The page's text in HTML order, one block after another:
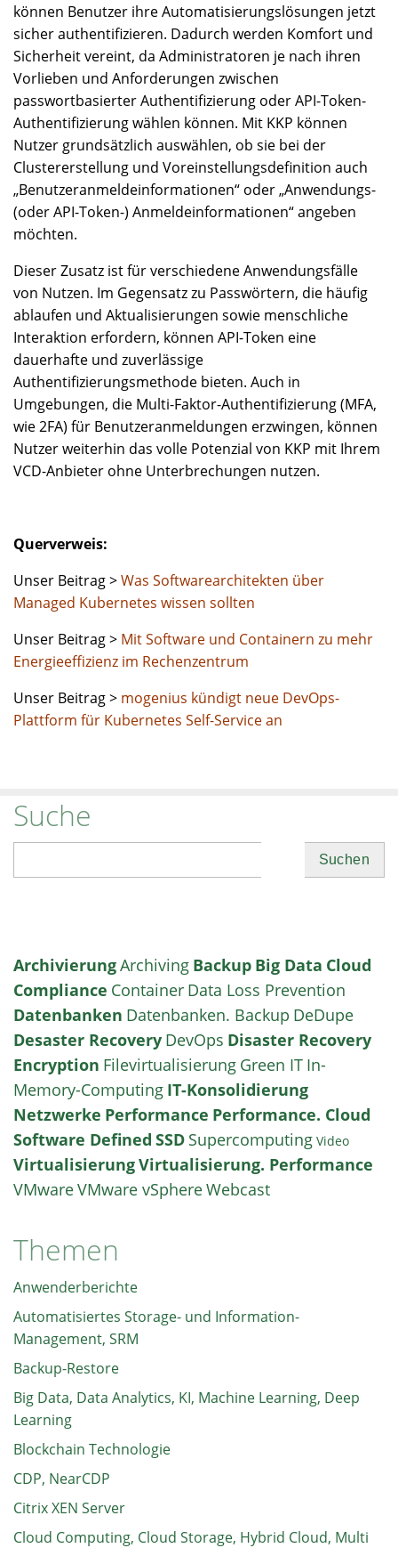
können Benutzer ihre Automatisierungslösungen jetzt
sicher authentifizieren. Dadurch werden Komfort und
Sicherheit vereint, da Administratoren je nach ihren
Vorlieben und Anforderungen zwischen
passwortbasierter Authentifizierung oder API-Token-
Authentifizierung wählen können. Mit KKP können
Nutzer grundsätzlich auswählen, ob sie bei der
Clustererstellung und Voreinstellungsdefinition auch
„Benutzeranmeldeinformationen“ oder „Anwendungs-
(oder API-Token-) Anmeldeinformationen“ angeben
möchten.
Dieser Zusatz ist für verschiedene Anwendungsfälle
von Nutzen. Im Gegensatz zu Passwörtern, die häufig
ablaufen und Aktualisierungen sowie menschliche
Interaktion erfordern, können API-Token eine
dauerhafte und zuverlässige
Authentifizierungsmethode bieten. Auch in
Umgebungen, die Multi-Faktor-Authentifizierung (MFA,
wie 2FA) für Benutzeranmeldungen erzwingen, können
Nutzer weiterhin das volle Potenzial von KKP mit Ihrem
VCD-Anbieter ohne Unterbrechungen nutzen.
Querverweis:
Unser Beitrag >Was Softwarearchitekten über
Managed Kubernetes wissen sollten
Unser Beitrag > Mit Software und Containern zu mehr
Energieeffizienz im Rechenzentrum
Unser Beitrag > mogenius kündigt neue DevOps-
Plattform für Kubernetes Self-Service an
Suche
ArchivierungArchiving Backup Big Data Cloud
Compliance Container Data Loss Prevention
Datenbanken Datenbanken. Backup DeDupe
Desaster Recovery DevOps Disaster Recovery
Encryption Filevirtualisierung Green IT In-
Memory-Computing IT-Konsolidierung
Netzwerke Performance Performance. Cloud
Software Defined SSD Supercomputing Video
VirtualisierungVirtualisierung. Performance
VMwareVMware vSphereWebcast
Themen
Anwenderberichte
Automatisiertes Storage- und Information-
Management, SRM
Backup-Restore
Big Data, Data Analytics, KI, Machine Learning, Deep
Learning
Blockchain Technologie
CDP, NearCDP
Citrix XEN Server
Cloud Computing, Cloud Storage, Hybrid Cloud, Multi